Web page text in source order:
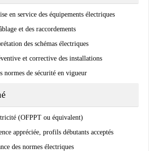
en service des équipements électriques
et des raccordements
des schémas électriques
et corrective des installations
normes de sécurité en vigueur
(OFPPT ou équivalent)
appréciée, profils débutants acceptés
des normes électriques